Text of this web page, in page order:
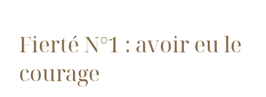
Fierté N°1 : avoir eu le
courage